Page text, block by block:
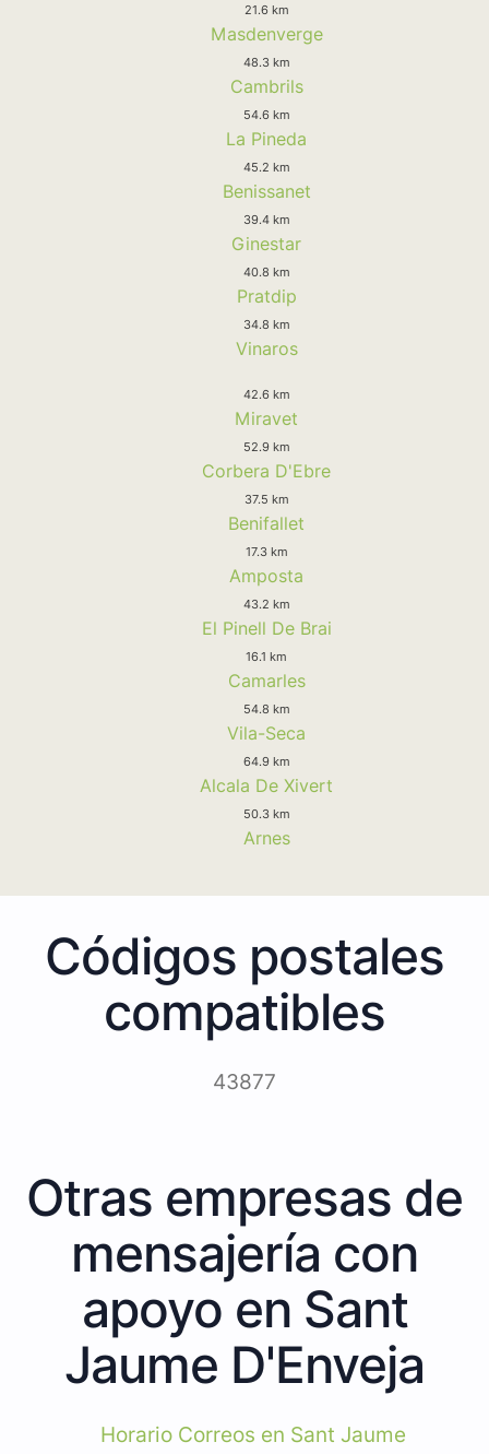
21.6 km
Masdenverge
48.3 km
Cambrils
54.6 km
La Pineda
45.2 km
Benissanet
39.4 km
Ginestar
40.8 km
Pratdip
34.8 km
Vinaros
42.6 km
Miravet
52.9 km
Corbera D'Ebre
37.5 km
Benifallet
17.3 km
Amposta
43.2 km
El Pinell De Brai
16.1 km
Camarles
54.8 km
Vila-Seca
64.9 km
Alcala De Xivert
50.3 km
Arnes
Códigos postales
compatibles
43877
Otras empresas de
mensajería con
apoyo en Sant
Jaume D'Enveja
Horario Correos en Sant Jaume